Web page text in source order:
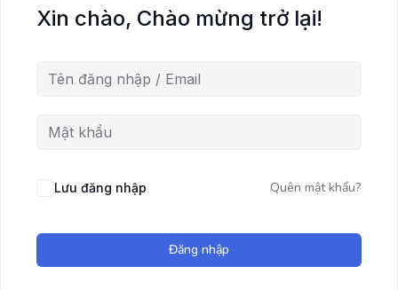
Xin chào, Chào mừng trở lại!
Lưu đăng nhập Quên mật khẩu?
Đăng nhập